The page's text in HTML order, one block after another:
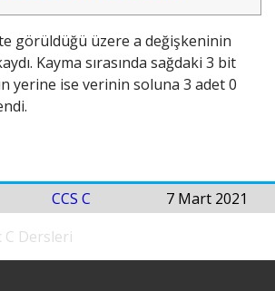
görüldüğü üzere a değişkeninin
Kayma sırasında sağdaki 3 bit
yerine ise verinin soluna 3 adet 0
CCS C
7 Mart 2021
C Dersleri